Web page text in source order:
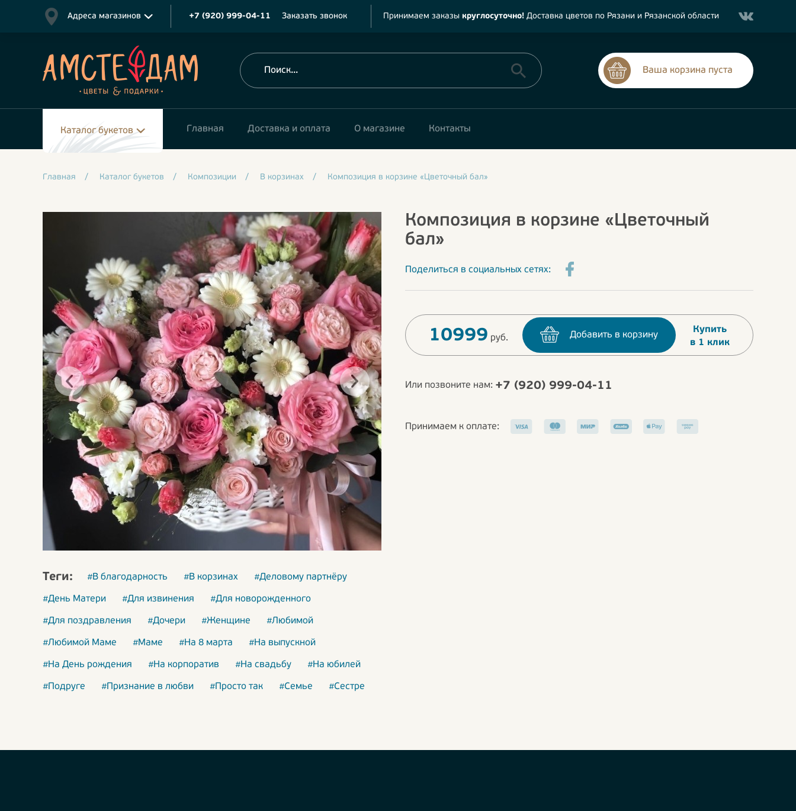
Адреса магазинов +7 (920) 999-04-11 Заказать звонок Принимаем заказы круглосуточно! Доставка цветов по Рязани и Рязанской области
Ваша корзина пуста
Каталог букетов Главная Доставка и оплата О магазине Контакты
Главная / Каталог букетов / Композиции / В корзинах / Композиция в корзине «Цветочный бал»
Теги: #В благодарность #В корзинах #Деловому партнёру
#День Матери #Для извинения #Для новорожденного
#Для поздравления #Дочери #Женщине #Любимой
#Любимой Маме #Маме #На 8 марта #На выпускной
#На День рождения #На корпоратив #На свадьбу #На юбилей
#Подруге #Признание в любви #Просто так #Семье #Сестре
Композиция в корзине «Цветочный
бал»
Поделиться в социальных сетях:
10999 руб. Добавить в корзину
Купить
в 1 клик
Или позвоните нам: +7 (920) 999-04-11
Принимаем к оплате: